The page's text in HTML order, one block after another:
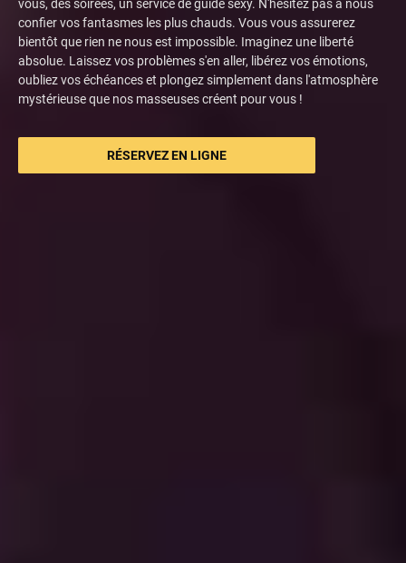
vous, des soirées, un service de guide sexy. N'hésitez pas à nous
confier vos fantasmes les plus chauds. Vous vous assurerez
bientôt que rien ne nous est impossible. Imaginez une liberté
absolue. Laissez vos problèmes s'en aller, libérez vos émotions,
oubliez vos échéances et plongez simplement dans l'atmosphère
mystérieuse que nos masseuses créent pour vous !
RÉSERVEZ EN LIGNE